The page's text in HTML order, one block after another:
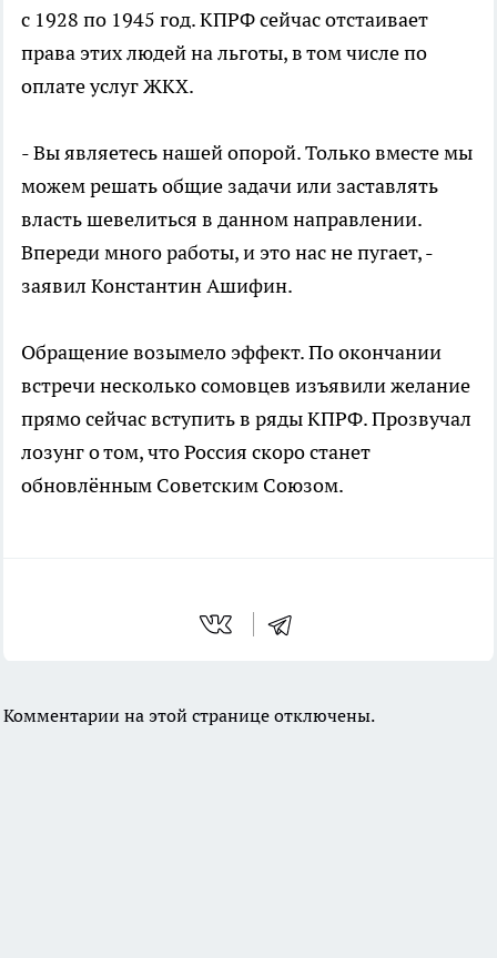
с 1928 по 1945 год. КПРФ сейчас отстаивает
права этих людей на льготы, в том числе по
оплате услуг ЖКХ.
- Вы являетесь нашей опорой. Только вместе мы
можем решать общие задачи или заставлять
власть шевелиться в данном направлении.
Впереди много работы, и это нас не пугает, -
заявил Константин Ашифин.
Обращение возымело эффект. По окончании
встречи несколько сомовцев изъявили желание
прямо сейчас вступить в ряды КПРФ. Прозвучал
лозунг о том, что Россия скоро станет
обновлённым Советским Союзом.
Комментарии на этой странице отключены.